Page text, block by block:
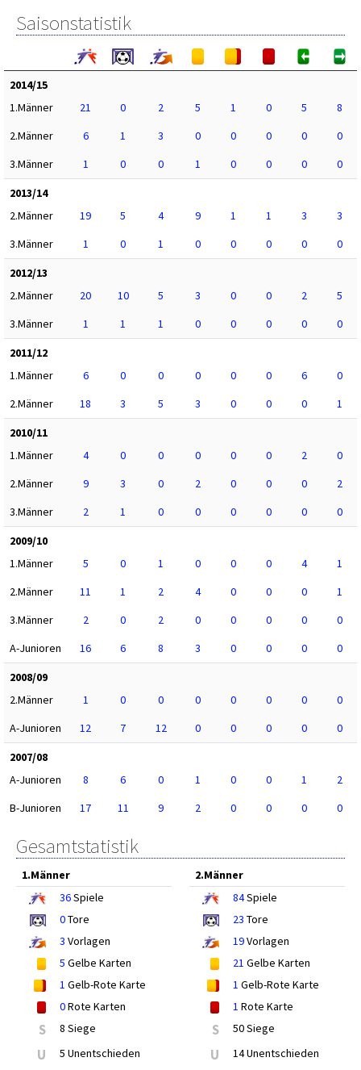
Saisonstatistik
2014/15
1.Männer
21 0 2 5 1 0 5
8
2.Männer
6 1 3 0 0 0 0
0
3.Männer
1 0 0 1 0 0 0
0
2013/14
2.Männer
19 5 4 9 1 1 3
3
3.Männer
1 0 1 0 0 0 0
0
2012/13
2.Männer
20 10 5 3 0 0 2
5
3.Männer
1 1 1 0 0 0 0
0
2011/12
1.Männer
6 0 0 0 0 0 6
0
2.Männer
18 3 5 3 0 0 0
1
2010/11
1.Männer
4 0 0 0 0 0 2
0
2.Männer
9 3 0 2 0 0 0
2
3.Männer
2 1 0 0 0 0 0
0
2009/10
1.Männer
5 0 1 0 0 0 4
1
2.Männer
11 1 2 4 0 0 0
1
3.Männer
2 0 2 0 0 0 0
0
A-Junioren
16 6 8 3 0 0 0
0
2008/09
2.Männer
1 0 0 0 0 0 0
0
A-Junioren
12 7 12 0 0 0 0
0
2007/08
A-Junioren
8 6 0 1 0 0 1
2
B-Junioren
17 11 9 2 0 0 0 0
Gesamtstatistik
1.Männer
36Spiele
0Tore
3 Vorlagen
5 Gelbe Karten
1 Gelb-Rote Karte
0Rote Karten
S 8 Siege
U 5 Unentschieden
2.Männer
84Spiele
23 Tore
19Vorlagen
21 Gelbe Karten
1 Gelb-Rote Karte
1 Rote Karte
S 50 Siege
U 14 Unentschieden